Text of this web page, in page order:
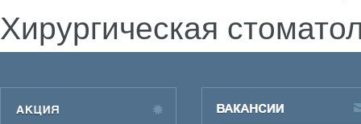
Хирургическая